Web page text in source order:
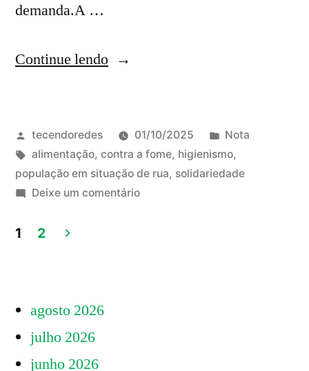
demanda.A …
Continue lendo“Posição
com
a
Rua
Publicado
por
tecendoredes 01/10/2025
Publicado
em
Nota
Tags:
alimentação, contra a fome, higienismo,
população em situação de rua, solidariedade
Deixe um comentárioem
posts
1 2
agosto 2026
julho 2026
junho 2026